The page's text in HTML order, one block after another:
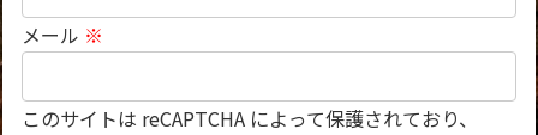
メール ※
このサイトは reCAPTCHA によって保護されており、